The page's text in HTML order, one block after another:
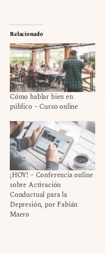
Relacionado
Cómo hablar bien en
público – Curso online
¡HOY! – Conferencia online
sobre Activación
Conductual para la
Depresión, por Fabián
Maero